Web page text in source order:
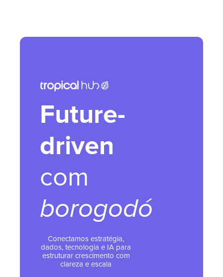
Future-
driven
com
borogodó
Conectamos estratégia,
dados, tecnologia e IA para
estruturar crescimento com
clareza e escala